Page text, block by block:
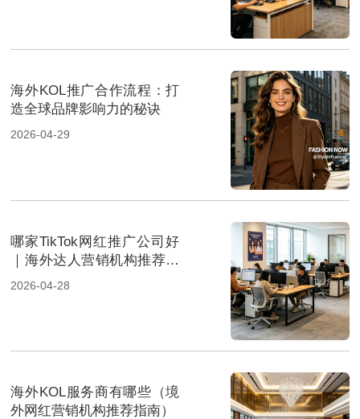
海外KOL推广合作流程：打
造全球品牌影响力的秘诀
2026-04-29
哪家TikTok网红推广公司好
｜海外达人营销机构推荐指
南
2026-04-28
海外KOL服务商有哪些（境
外网红营销机构推荐指南）